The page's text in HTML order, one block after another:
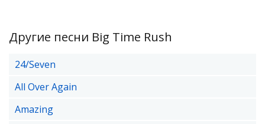
Другие песни Big Time Rush
24/Seven
All Over Again
Amazing